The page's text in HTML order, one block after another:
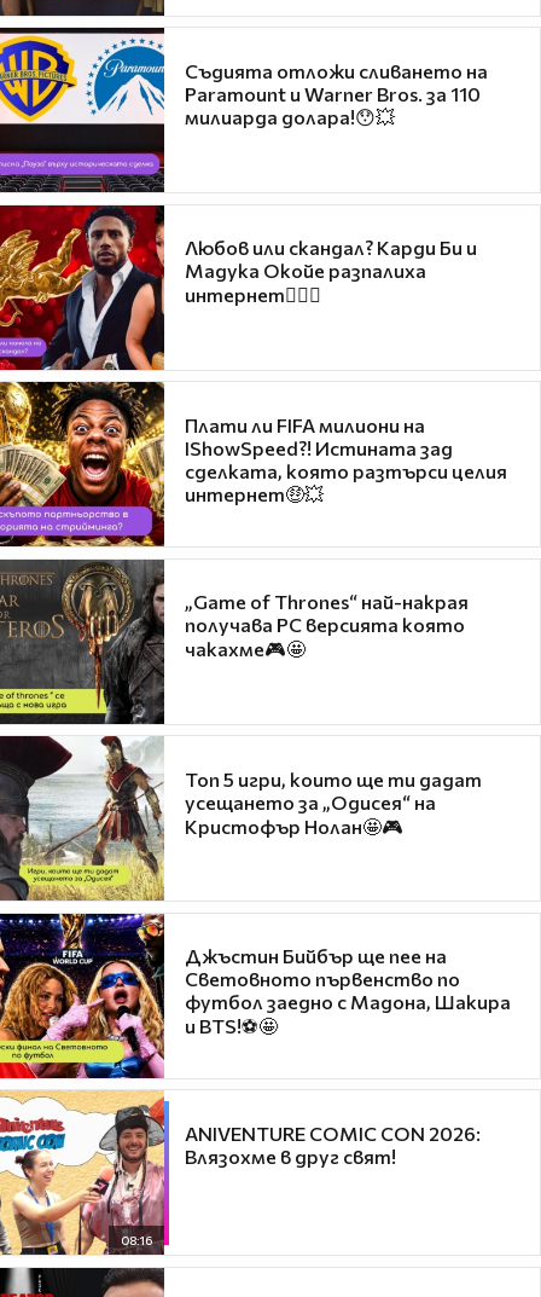
Съдията отложи сливането на
Paramount и Warner Bros. за 110
милиарда долара!😯💥
Любов или скандал? Карди Би и
Мадука Окойе разпалиха
интернет❤️‍🔥🔥
Плати ли FIFA милиони на
IShowSpeed?! Истината зад
сделката, която разтърси целия
интернет🤑💥
„Game of Thrones“ най-накрая
получава PC версията която
чакахме🎮🤩
Топ 5 игри, които ще ти дадат
усещането за „Одисея“ на
Кристофър Нолан🤩🎮
Джъстин Бийбър ще пее на
Световното първенство по
футбол заедно с Мадона, Шакира
и BTS!⚽🤩
08:16
ANIVENTURE COMIC CON 2026:
Влязохме в друг свят!